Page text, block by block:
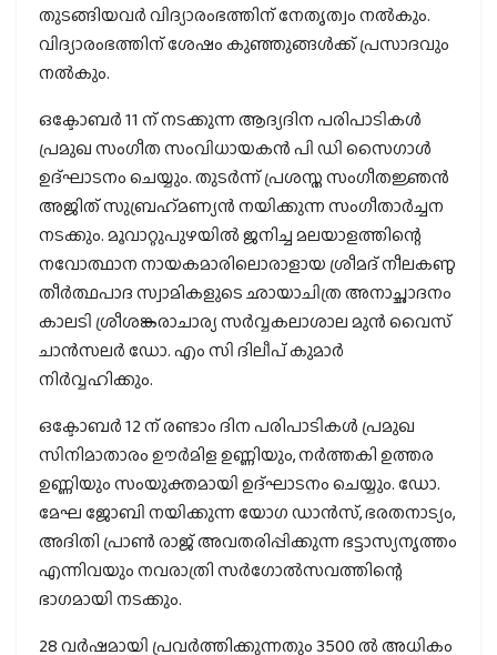
തുടങ്ങിയവർ വിദ്യാരംഭത്തിന് നേതൃത്വം നൽകും.
വിദ്യാരംഭത്തിന് ശേഷം കുഞ്ഞുങ്ങൾക്ക് പ്രസാദവും
നൽകും.
ഒക്ടോബർ 11 ന് നടക്കുന്ന ആദ്യദിന പരിപാടികൾ
പ്രമുഖ സംഗീത സംവിധായകന്‍ പി ഡി സൈഗാൾ
ഉദ്ഘാടനം ചെയ്യും. തുടർന്ന് പ്രശസ്ത സംഗീതജ്ഞൻ
അജിത്‌ സുബ്രഹ്‌മണ്യന്‍ നയിക്കുന്ന സംഗീതാര്‍ച്ചന
നടക്കും. മൂവാറ്റുപുഴയിൽ ജനിച്ച മലയാളത്തിന്റെ
നവോത്ഥാന നായകമാരിലൊരാളായ ശ്രീമദ് നീലകണ്ഠ
തീര്‍ത്ഥപാദ സ്വാമികളുടെ ഛായാചിത്ര അനാച്ഛാദനം
കാലടി ശ്രീശങ്കരാചാര്യ സർവ്വകലാശാല മുന്‍ വൈസ്
ചാന്‍സലര്‍ ഡോ. എം സി ദിലീപ് കുമാർ
നിർവ്വഹിക്കും.
ഒക്ടോബർ 12 ന് രണ്ടാം ദിന പരിപാടികള്‍ പ്രമുഖ
സിനിമാതാരം ഊര്‍മിള ഉണ്ണിയും, നര്‍ത്തകി ഉത്തര
ഉണ്ണിയും സംയുക്തമായി ഉദ്ഘാടനം ചെയ്യും. ഡോ.
മേഘ ജോബി നയിക്കുന്ന യോഗ ഡാന്‍സ്, ഭരതനാട്യം,
അദിതി പ്രാണ്‍ രാജ് അവതരിപ്പിക്കുന്ന ഭട്ടാസ്യനൃത്തം
എന്നിവയും നവരാത്രി സര്‍ഗോല്‍സവത്തിന്റെ
ഭാഗമായി നടക്കും.
28 വർഷമായി പ്രവർത്തിക്കുന്നതും 3500 ൽ അധികം